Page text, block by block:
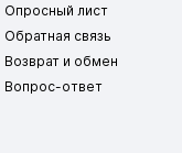
Опросный лист
Обратная связь
Возврат и обмен
Вопрос-ответ